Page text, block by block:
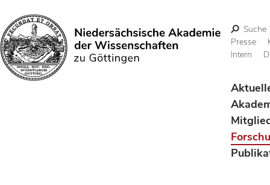
Suchen
Suche
Presse
Intern